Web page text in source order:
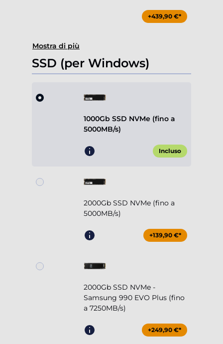
+439,90 €*
Mostra di più
SSD (per Windows)
1000Gb SSD NVMe (fino a
5000MB/s)
Incluso
2000Gb SSD NVMe (fino a
5000MB/s)
+139,90 €*
2000Gb SSD NVMe -
Samsung 990 EVO Plus (fino
a 7250MB/s)
+249,90 €*